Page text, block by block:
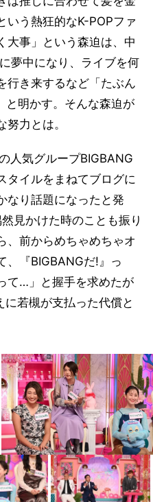
いう熱狂的なK-POPファ
大事」という森迫は、中
夢中になり、ライブを何
行き来するなど「たぶん
と明かす。そんな森迫が
力とは。
人気グループBIGBANG
タイルをまねてブログに
なり話題になったと発
見かけた時のことも振り
、前からめちゃめちゃオ
、『BIGBANGだ!』っ
て…」と握手を求めたが
若槻が支払った代償と